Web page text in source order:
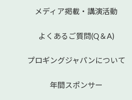
メディア掲載・講演活動
よくあるご質問(Q＆A)
プロギングジャパンについて
年間スポンサー